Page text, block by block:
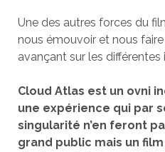
Une des autres forces du
nous émouvoir et nous
avançant sur les différentes
Cloud Atlas est un ovni
une expérience qui par
singularité n’en feront
grand public mais un